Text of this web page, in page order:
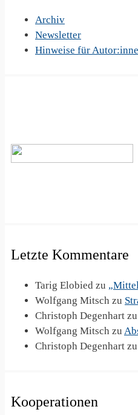
Archiv
Newsletter
Hinweise für
Letzte Kommentare
Tarig Elobied zu
Wolfgang Mitsch zu
Christoph Degenhart zu
Wolfgang Mitsch zu
Christoph Degenhart zu
Kooperationen